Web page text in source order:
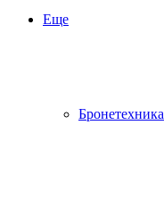
Еще
Бронетехника